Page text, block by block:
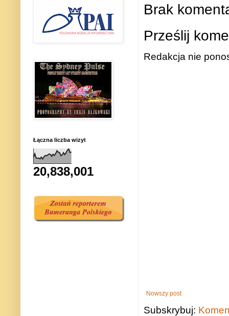
Brak
Prześlij
Redakcja nie
Nowszy post
Subskrybuj:
Łączna liczba wizyt
20,838,001